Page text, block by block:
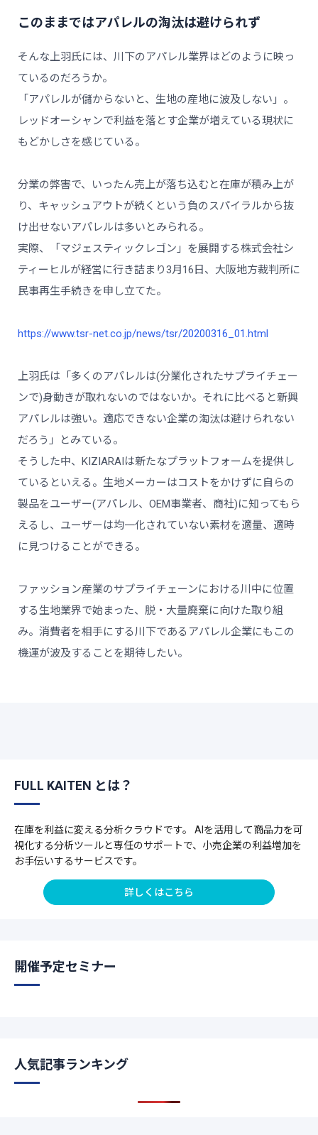
このままではアパレルの淘汰は避けられず
そんな上羽氏には、川下のアパレル業界はどのように映っ
ているのだろうか。
「アパレルが儲からないと、生地の産地に波及しない」。
レッドオーシャンで利益を落とす企業が増えている現状に
もどかしさを感じている。
分業の弊害で、いったん売上が落ち込むと在庫が積み上が
り、キャッシュアウトが続くという負のスパイラルから抜
け出せないアパレルは多いとみられる。
実際、「マジェスティックレゴン」を展開する株式会社シ
ティーヒルが経営に行き詰まり3月16日、大阪地方裁判所に
民事再生手続きを申し立てた。
https://www.tsr-net.co.jp/news/tsr/20200316_01.html
上羽氏は「多くのアパレルは(分業化されたサプライチェー
ンで)身動きが取れないのではないか。それに比べると新興
アパレルは強い。適応できない企業の淘汰は避けられない
だろう」とみている。
そうした中、KIZIARAIは新たなプラットフォームを提供し
ているといえる。生地メーカーはコストをかけずに自らの
製品をユーザー(アパレル、OEM事業者、商社)に知ってもら
えるし、ユーザーは均一化されていない素材を適量、適時
に見つけることができる。
ファッション産業のサプライチェーンにおける川中に位置
する生地業界で始まった、脱・大量廃棄に向けた取り組
み。消費者を相手にする川下であるアパレル企業にもこの
機運が波及することを期待したい。
FULL KAITEN とは？
在庫を利益に変える分析クラウドです。 AIを活用して商品力を可
視化する分析ツールと専任のサポートで、小売企業の利益増加を
お手伝いするサービスです。
詳しくはこちら
開催予定セミナー
人気記事ランキング